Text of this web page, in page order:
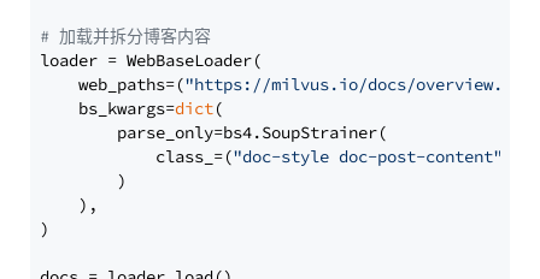
# 加载并拆分博客内容
loader = WebBaseLoader(
    web_paths=(
"https://milvus.io/docs/overview.md"
    bs_kwargs=
dict(
        parse_only=bs4.SoupStrainer(
            class_=(
"doc-style doc-post-content"
        )
    ),
)